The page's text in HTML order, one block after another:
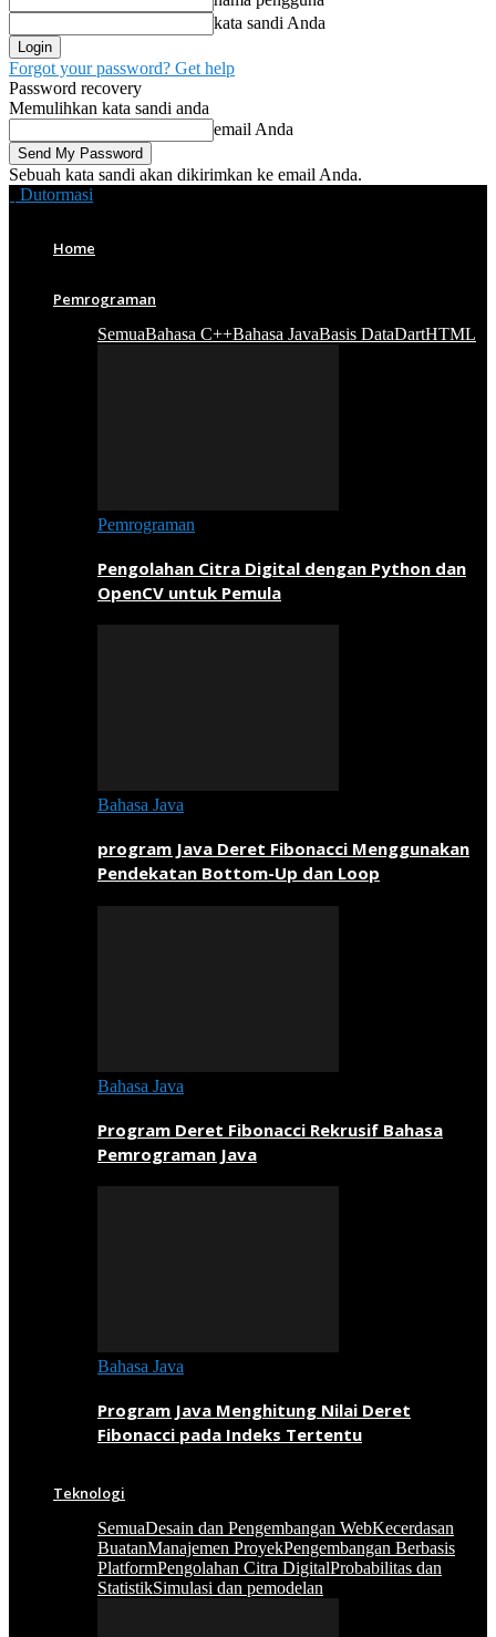
kata sandi Anda
Forgot your password? Get help
Password recovery
Memulihkan kata sandi anda
email Anda
Sebuah kata sandi akan dikirimkan ke email Anda.
Dutormasi
Home
Pemrograman
SemuaBahasa C++Bahasa JavaBasis DataDartHTML
Pemrograman
Pengolahan Citra Digital dengan Python dan
OpenCV untuk Pemula
Bahasa Java
program Java Deret Fibonacci Menggunakan
Pendekatan Bottom-Up dan Loop
Bahasa Java
Program Deret Fibonacci Rekrusif Bahasa
Pemrograman Java
Bahasa Java
Program Java Menghitung Nilai Deret
Fibonacci pada Indeks Tertentu
Teknologi
SemuaDesain dan Pengembangan WebKecerdasan
BuatanManajemen ProyekPengembangan Berbasis
PlatformPengolahan Citra DigitalProbabilitas dan
StatistikSimulasi dan pemodelan